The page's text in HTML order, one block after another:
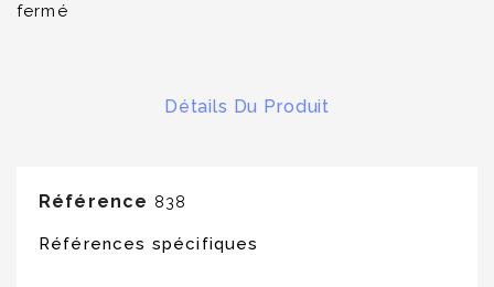
fermé
Détails Du Produit
Référence 838
Références spécifiques